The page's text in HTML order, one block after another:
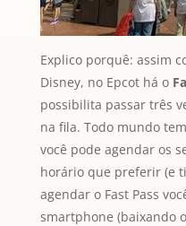
Explico porquê: assim
Disney, no Epcot há o
possibilita passar três
na fila. Todo mundo
você pode agendar os
horário que preferir (e
agendar o Fast Pass
smartphone (baixando